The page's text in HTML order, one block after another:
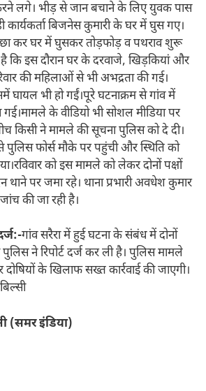
लगे। भीड़ से जान बचाने के लिए युवक पास
कार्यकर्ता बिजनेस कुमारी के घर में घुस गए।
कर घर में घुसकर तोड़फोड़ व पथराव शुरू
है कि इस दौरान घर के दरवाजे, खिड़कियां और
की महिलाओं से भी अभद्रता की गई।
घायल भी हो गईं।पूरे घटनाक्रम से गांव में
के वीडियो भी सोशल मीडिया पर
किसी ने मामले की सूचना पुलिस को दे दी।
फोर्स मौके पर पहुंची और स्थिति को
को इस मामले को लेकर दोनों पक्षों
थाने पर जमा रहे। थाना प्रभारी अवधेश कुमार
की जा रही है।
गांव सरैरा में हुई घटना के संबंध में दोनों
ने रिपोर्ट दर्ज कर ली है। पुलिस मामले
के खिलाफ सख्त कार्रवाई की जाएगी।
(समर इंडिया)